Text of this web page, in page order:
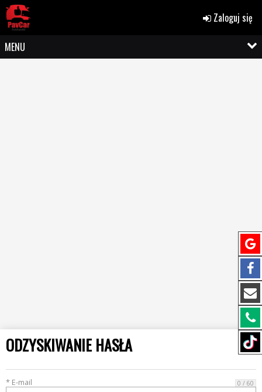
Zaloguj się
MENU
ODZYSKIWANIE HASŁA
* E-mail 0 / 60